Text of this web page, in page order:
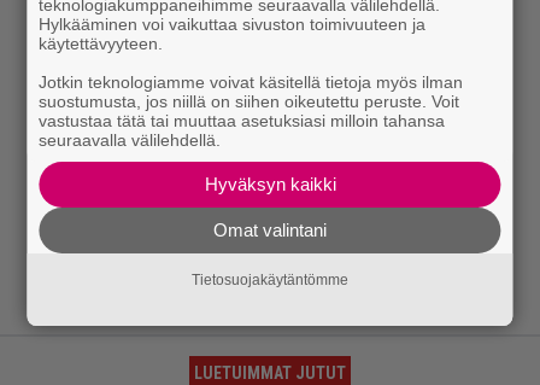
LUETUIMMAT JUTUT
teknologiakumppaneihimme seuraavalla välilehdellä.
Hylkääminen voi vaikuttaa sivuston toimivuuteen ja
käytettävyyteen.
Jotkin teknologiamme voivat käsitellä tietoja myös ilman
suostumusta, jos niillä on siihen oikeutettu peruste. Voit
vastustaa tätä tai muuttaa asetuksiasi milloin tahansa
seuraavalla välilehdellä.
Hyväksyn kaikki
Omat valintani
Tietosuojakäytäntömme